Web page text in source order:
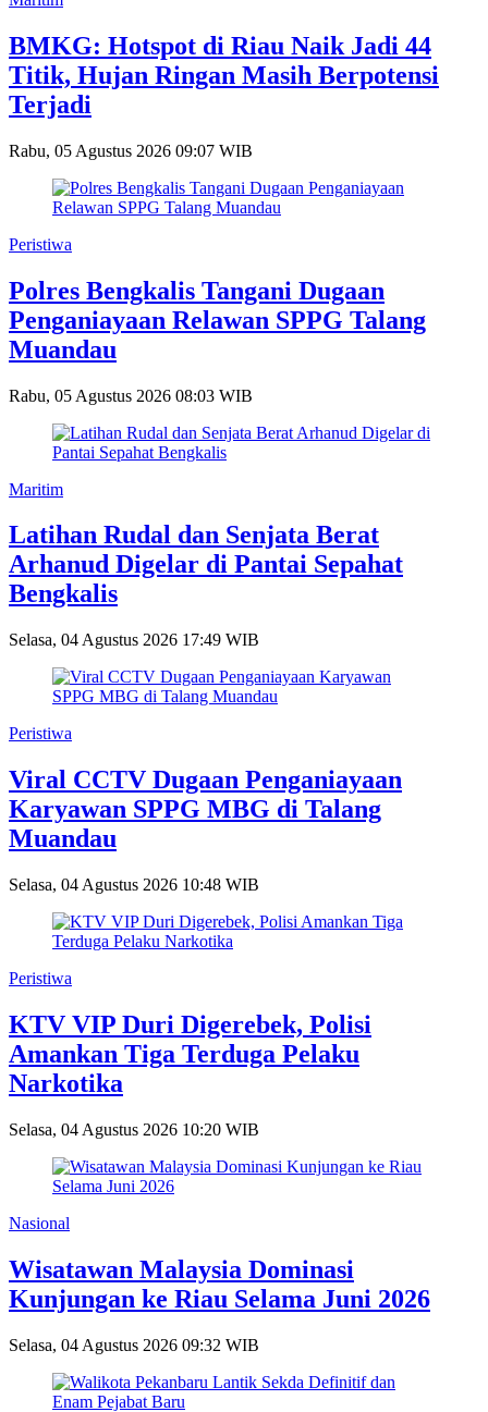
BMKG: Hotspot di Riau Naik Jadi 44
Titik, Hujan Ringan Masih Berpotensi
Terjadi
Rabu, 05 Agustus 2026 09:07 WIB
Peristiwa
Polres Bengkalis Tangani Dugaan
Penganiayaan Relawan SPPG Talang
Muandau
Rabu, 05 Agustus 2026 08:03 WIB
Maritim
Latihan Rudal dan Senjata Berat
Arhanud Digelar di Pantai Sepahat
Bengkalis
Selasa, 04 Agustus 2026 17:49 WIB
Peristiwa
Viral CCTV Dugaan Penganiayaan
Karyawan SPPG MBG di Talang
Muandau
Selasa, 04 Agustus 2026 10:48 WIB
Peristiwa
KTV VIP Duri Digerebek, Polisi
Amankan Tiga Terduga Pelaku
Narkotika
Selasa, 04 Agustus 2026 10:20 WIB
Nasional
Wisatawan Malaysia Dominasi
Kunjungan ke Riau Selama Juni 2026
Selasa, 04 Agustus 2026 09:32 WIB